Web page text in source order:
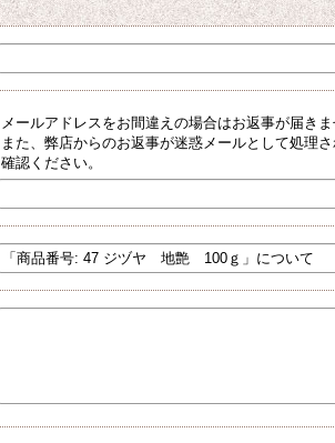
メールアドレスをお間違えの場合はお返事が届きま
また、弊店からのお返事が迷惑メールとして処理
確認ください。